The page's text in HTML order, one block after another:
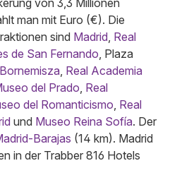
man mit Euro (€). Die
sind Madrid Real
de San Fernando , Plaza
Real Academia
del Prado Real
del Romanticismo Real
und Museo Reina Sofía. Der
Barajas (14 km). Madrid
in der Trabber 816 Hotels